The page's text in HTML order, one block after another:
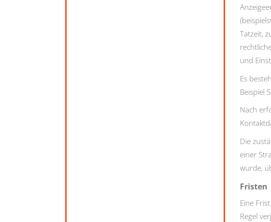
Tatzeit,
und
Es
Beispiel
Nach
Die
einer
wurde,
Fristen
Eine
Regel